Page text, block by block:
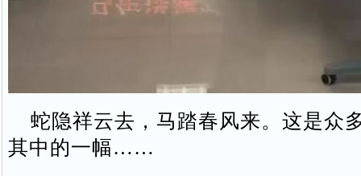
蛇隐祥云去，马踏春风来。这是众
其中的一幅……